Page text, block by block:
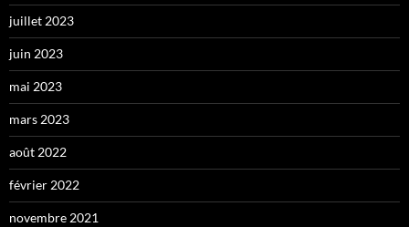
juillet 2023
juin 2023
mai 2023
mars 2023
août 2022
février 2022
novembre 2021